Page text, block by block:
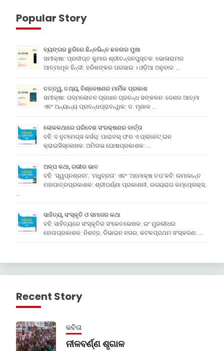
Popular Story
ବ୍ୟଙ୍ଗର ଛୁରିରେ ଛିନ୍ନଭିନ୍ନ ଛଳନାର ମୁଖା
ସମୀକ୍ଷା: ପ୍ରଦୀପ୍ତ କୁମାର ଶ୍ରୀଚନ୍ଦନପୁସ୍ତକ: ଭୋଳାରାମର
ଆତ୍ମାମୂଳ ହିନ୍ଦୀ: ହରିଶଙ୍କର ପରସାଇ । ଓଡ଼ିଆ ଅନୁବାଦ: …
ତତ୍ତ୍ୱ, ତଥ୍ୟ, ବିଶ୍ଳେଷଣର ମାର୍ମିକ ପ୍ରକାଶ
ସମୀକ୍ଷା: ପଦ୍ମଲୋଚନ ପ୍ରଧାନ ପ୍ରବନ୍ଧ ସଙ୍କଳନ: ଦେଶର ଆତ୍ମା
ଏବଂ ଅନ୍ୟାନ୍ୟ ପ୍ରବନ୍ଧପ୍ରାବନ୍ଧିକ: ଡ. ମୃଣାଳ …
ଲୋକକଥାରେ ପରିବେଶ ସଂରକ୍ଷଣର ବାର୍ତ୍ତା
ବହି: ଦ ନୁଟମେଗ୍ସ କର୍ସର୍: ପାରାବଲ୍ ଫର ଏ ପ୍ଲାନେଟ୍ ଇନ
କ୍ରାଇସିସ୍ଲେଖକ: ଅମିତାଭ ଘୋଷପ୍ରକାଶକ: …
ଅଳ୍ପ କଥା, ଗଭୀର ଭାବ
ବହି: ‘ସ୍ୱପ୍ନଶ୍ରବା’, ‘ମଧୁବ୍ରତା’ ଏବଂ ‘ଅମୋକ୍ଷ ତପ’କବି: ଉମାକାନ୍ତ
ମହାପାତ୍ରପ୍ରକାଶକ: ଶ୍ରୀପର୍ଣ୍ଣା ପ୍ରକାଶନୀ, ଉଦୟରାଗ କମ୍ପେ୍ଲକ୍ସ,
…
ସାହିତ୍ୟ, ସଂସ୍କୃତି ଓ ସମାଜର କଥା
ବହି: ସାହିତ୍ୟରେ ସଂସ୍କୃତିର ସଂକେତଲେଖକ: ଇଂ ମୁରଲୀଧର
ହୋତାପ୍ରକାଶକ: ନିଶବ୍ଦ, ଡିଭାଇନ ନଗର, କଟକପ୍ରଥମ ସଂସ୍କରଣ: …
Recent Story
କବିତା
ନୀଳବର୍ଣ୍ଣ ଶୃଗାଳ